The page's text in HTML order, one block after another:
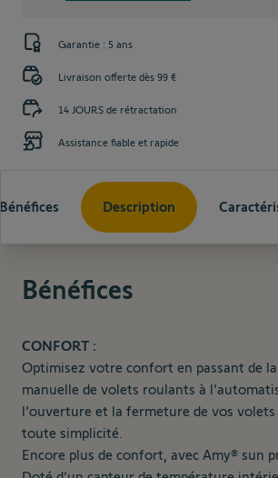
Garantie : 5 ans
Livraison offerte dès 99 €
14 JOURS de rétractation
Assistance fiable et rapide
Bénéfices Description
Bénéfices
CONFORT :
Optimisez votre confort en passant de
manuelle de volets roulants à
l'ouverture et la fermeture de vos
toute simplicité.
Encore plus de confort, avec Amy® sun